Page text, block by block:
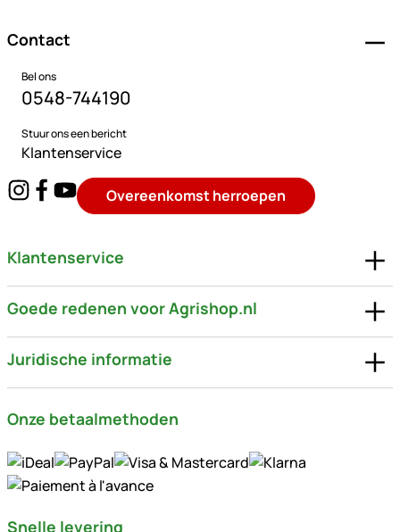
Contact
Bel ons
0548-744190
Stuur ons een bericht
Klantenservice
Overeenkomst herroepen
Klantenservice
Goede redenen voor Agrishop.nl
Juridische informatie
Onze betaalmethoden
Snelle levering